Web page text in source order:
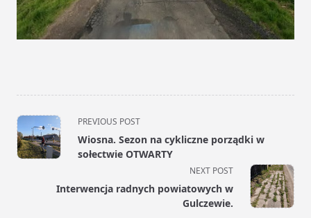
<span
class="nav-
subtitle
PREVIOUS POST
Wiosna. Sezon na cykliczne porządki w
sołectwie OTWARTY
NEXT POST
Interwencja radnych powiatowych w
Gulczewie.